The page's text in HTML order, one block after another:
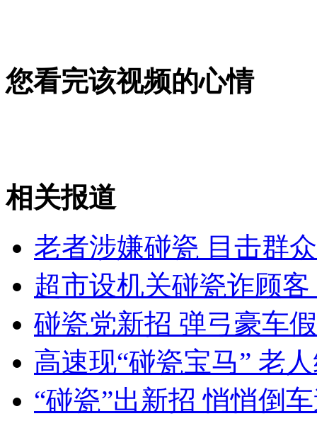
女孩北京地铁殴打老人 痛下狠手拳打脚踢
无痛分娩是否安全 医生回应
外交部：反对强权政治霸凌主义
您看完该视频的心情
相关报道
老者涉嫌碰瓷 目击群
超市设机关碰瓷诈顾
碰瓷党新招 弹弓豪车
高速现“碰瓷宝马” 老
“碰瓷”出新招 悄悄倒